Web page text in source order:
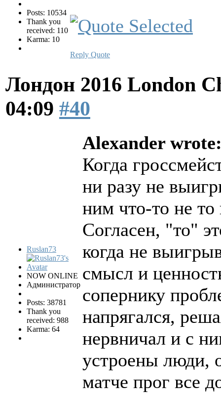
Posts: 10534
Thank you
received: 110
Karma: 10
Reply Quote
Лондон 2016 London
04:09 #40
Ruslan73
NOW ONLINE
Администратор
Posts: 38781
Thank you
received: 988
Karma: 64
Alexander
Когда
ни разу не
ним что-то не то
Согласен, "то"
когда не
смысл и
сопернику
напрягался,
нервничал и с
устроены люди,
матче прог все